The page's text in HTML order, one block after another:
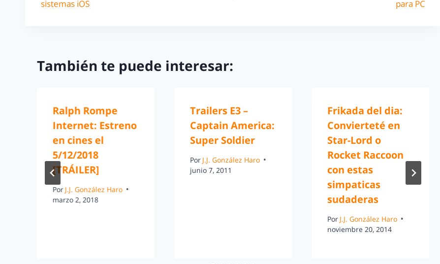
sistemas iOS
para PC
También te puede interesar:
Ralph Rompe
Internet: Estreno
en cines el
5/12/2018
[TRÁILER]
PorJ.J. González Haro
marzo 2, 2018
Trailers E3 –
Captain America:
Super Soldier
Por J.J. González Haro
junio 7, 2011
Frikada del dia:
Convierteté en
Star-Lord o
Rocket Raccoon
con estas
simpaticas
sudaderas
Por J.J. González Haro
noviembre 20, 2014